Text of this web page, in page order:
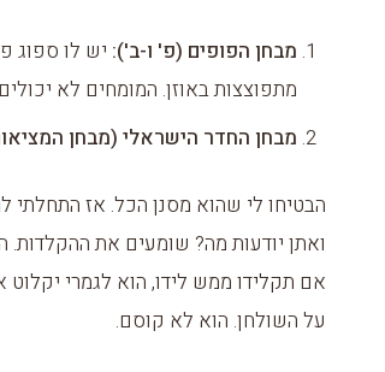
מבחן הפופים (פ' ו-ב'): יש לו ספוג
מתפוצצות באוזן. המומחים לא
מבחן החדר הישראלי (מבחן
הבטיחו לי שהוא מסנן הכל. אז התחלתי
ואתן יודעות מה? שומעים את ההקלדות.
אם תקלידו ממש לידו, הוא לגמרי
על השולחן. הוא לא קוסם.